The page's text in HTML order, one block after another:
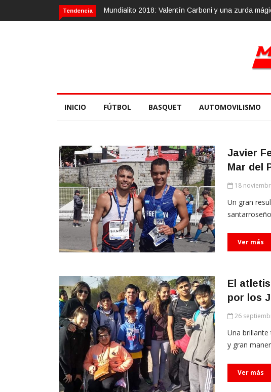
Tendencia Calvario Race 2018, 10 de noviembre
INICIO FÚTBOL BASQUET AUTOMOVILISMO
Javier
Mar del
18
Un gran
Ver más
El
por los
26
Una
y gran
Ver más